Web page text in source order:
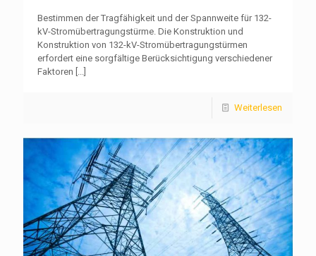
Bestimmen der Tragfähigkeit und der Spannweite für 132-
kV-Stromübertragungstürme. Die Konstruktion und
Konstruktion von 132-kV-Stromübertragungstürmen
erfordert eine sorgfältige Berücksichtigung verschiedener
Faktoren
Weiterlesen